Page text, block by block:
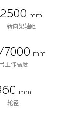
2500 mm
转向架轴距
mm
工作高度
mm
轮径